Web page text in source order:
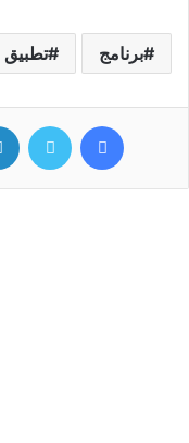
برنامج تطبيق
فيسبوك تويتر